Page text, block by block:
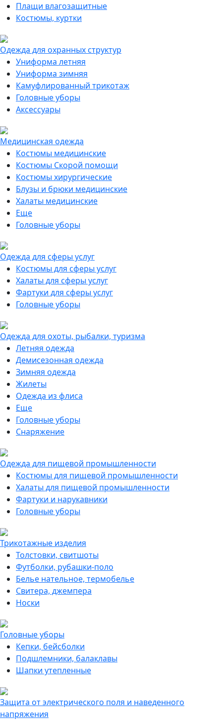
Плащи влагозащитные
Костюмы, куртки
Одежда для охранных структур
Униформа летняя
Униформа зимняя
Камуфлированный трикотаж
Головные уборы
Аксессуары
Медицинская одежда
Костюмы медицинские
Костюмы Скорой помощи
Костюмы хирургические
Блузы и брюки медицинские
Халаты медицинские
Еще
Головные уборы
Одежда для сферы услуг
Костюмы для сферы услуг
Халаты для сферы услуг
Фартуки для сферы услуг
Головные уборы
Одежда для охоты, рыбалки, туризма
Летняя одежда
Демисезонная одежда
Зимняя одежда
Жилеты
Одежда из флиса
Еще
Головные уборы
Снаряжение
Одежда для пищевой промышленности
Костюмы для пищевой промышленности
Халаты для пищевой промышленности
Фартуки и нарукавники
Головные уборы
Трикотажные изделия
Толстовки, свитшоты
Футболки, рубашки-поло
Белье нательное, термобелье
Свитера, джемпера
Носки
Головные уборы
Кепки, бейсболки
Подшлемники, балаклавы
Шапки утепленные
Защита от электрического поля и наведенного
напряжения